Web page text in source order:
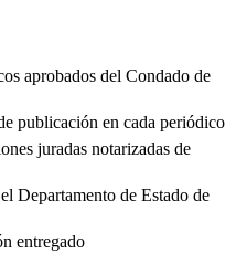
aprobados del Condado de
publicación en cada periódico
juradas notarizadas de
Departamento de Estado de
entregado